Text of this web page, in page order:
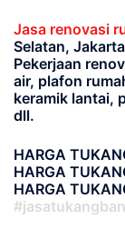
Jasa renovasi
Selatan,
Pekerjaan
air, plafon
keramik lantai,
dll.
HARGA
HARGA
HARGA